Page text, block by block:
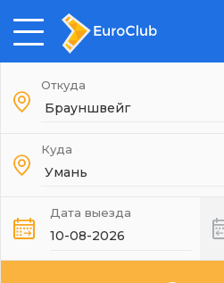
Откуда
Куда
Дата выезда